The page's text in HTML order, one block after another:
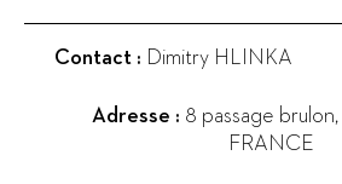
Contact : Dimitry HLINKA
Adresse : 8 passage brulon,
FRANCE